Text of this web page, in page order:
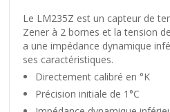
Le LM235Z est un capteur de
Zener à 2 bornes et la tension
a une impédance dynamique
ses caractéristiques.
Directement calibré en °K
Précision initiale de 1°C